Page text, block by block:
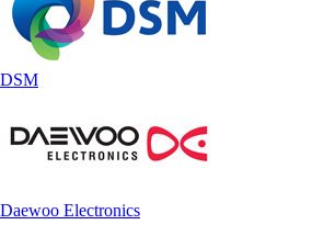
DSM
Daewoo Electronics